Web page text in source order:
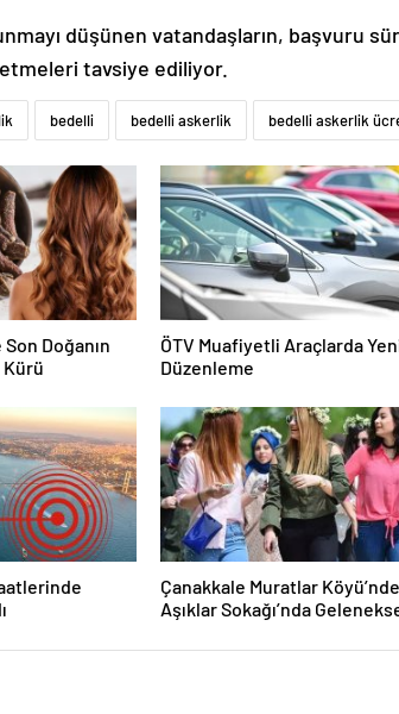
düşünen vatandaşların, başvuru
tavsiye ediliyor.
bedelli bedelli askerlik bedelli askerlik
Doğanın
ÖTV Muafiyetli Araçlarda
Düzenleme
Çanakkale Muratlar Köyü’nde
Aşıklar Sokağı’nda
Görüntülere Sahne Oldu